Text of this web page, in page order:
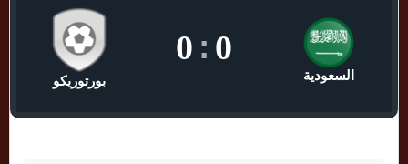
السعودية
0
:
0
بورتوريكو